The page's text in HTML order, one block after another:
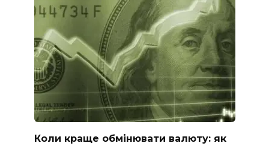
Коли краще обмінювати валюту: як